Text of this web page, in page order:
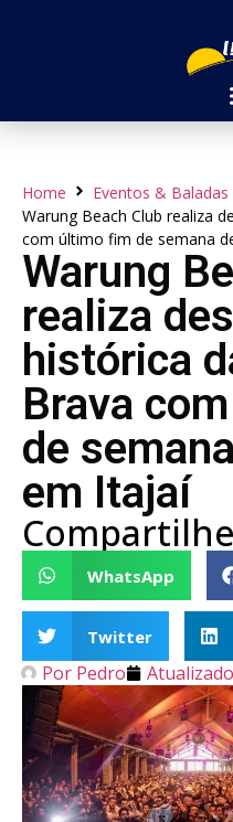
Home
Eventos & Baladas
Warung Beach Club realiza
com último fim de semana
Warung
realiza
histórica
Brava
de
em Itajaí
WhatsApp
Twitter
Por Pedro